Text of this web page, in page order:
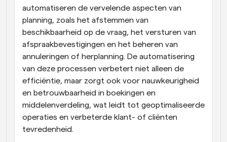
automatiseren de vervelende aspecten van
planning, zoals het afstemmen van
beschikbaarheid op de vraag, het versturen van
afspraakbevestigingen en het beheren van
annuleringen of herplanning. De automatisering
van deze processen verbetert niet alleen de
efficiëntie, maar zorgt ook voor nauwkeurigheid
en betrouwbaarheid in boekingen en
middelenverdeling, wat leidt tot geoptimaliseerde
operaties en verbeterde klant- of cliënten
tevredenheid.